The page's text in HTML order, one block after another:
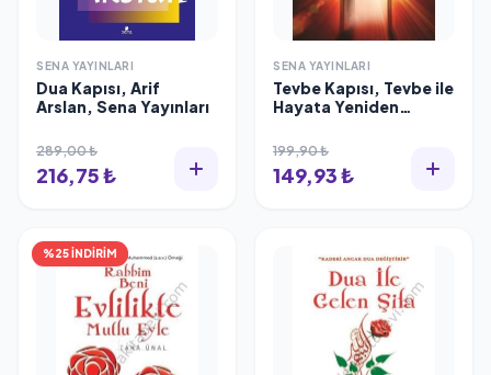
SENA YAYINLARI
Dua Kapısı, Arif
Arslan, Sena Yayınları
289,00 ₺
216,75 ₺
SENA YAYINLARI
Tevbe Kapısı, Tevbe ile
Hayata Yeniden
199,90 ₺
149,93 ₺
%25 İNDİRİM